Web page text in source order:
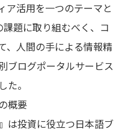
ア活用を一つのテーマと
課題に取り組むべく、コ
、人間の手による情報精
ブログポータルサービス
た。
概要
は投資に役立つ日本語ブ